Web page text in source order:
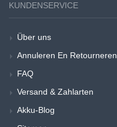
KUNDENSERVICE
Über uns
Annuleren En Retourneren
FAQ
Versand & Zahlarten
Akku-Blog